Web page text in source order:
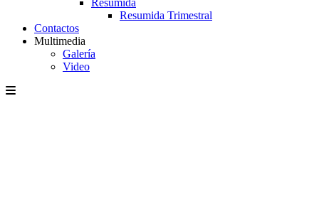
Resumida
Resumida Trimestral
Contactos
Multimedia
Galería
Video